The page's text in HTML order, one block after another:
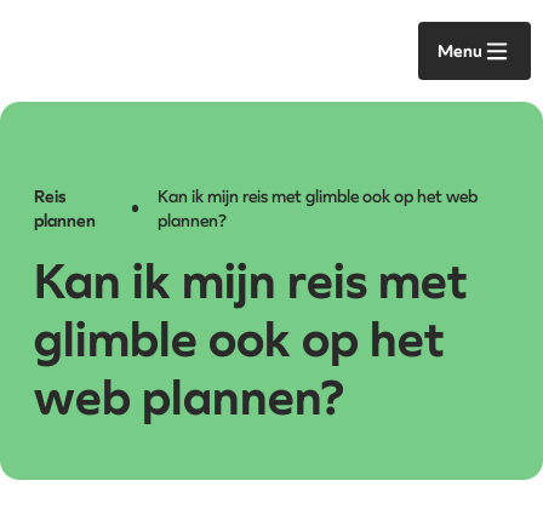
Menu
Reis
plannen
Kan ik mijn reis met glimble ook op het web
plannen?
Kan ik mijn reis met
glimble ook op het
web plannen?